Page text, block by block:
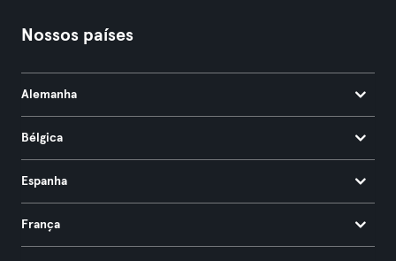
Nossos países
Alemanha
Bélgica
Espanha
França